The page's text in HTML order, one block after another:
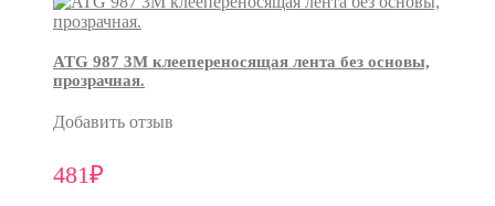
ATG 987 3М клеепереносящая лента без основы,
прозрачная.
Добавить отзыв
481₽